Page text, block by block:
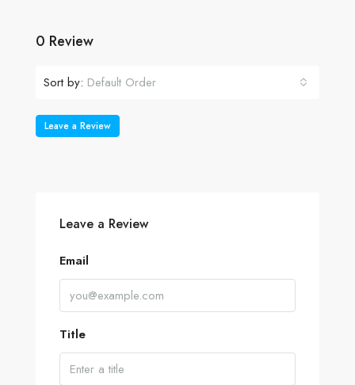
0 Review
Sort by: Default Order
Leave a Review
Leave a Review
Email
Title